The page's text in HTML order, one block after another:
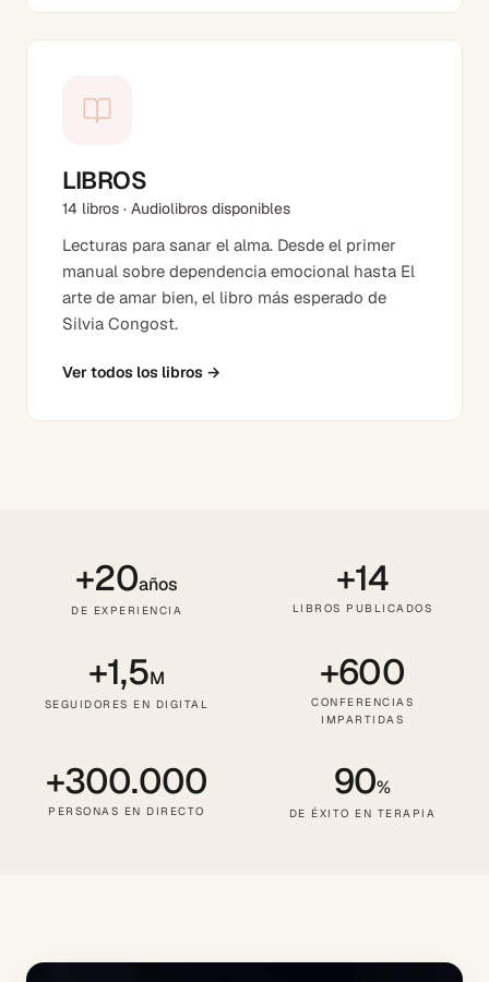
LIBROS
14 libros · Audiolibros disponibles
Lecturas para sanar el alma. Desde el primer
manual sobre dependencia emocional hasta El
arte de amar bien, el libro más esperado de
Silvia Congost.
Ver todos los libros →
+20años
DE EXPERIENCIA
+14
LIBROS PUBLICADOS
+1,5M
SEGUIDORES EN DIGITAL
+600
CONFERENCIAS
IMPARTIDAS
+300.000
PERSONAS EN DIRECTO
90%
DE ÉXITO EN TERAPIA